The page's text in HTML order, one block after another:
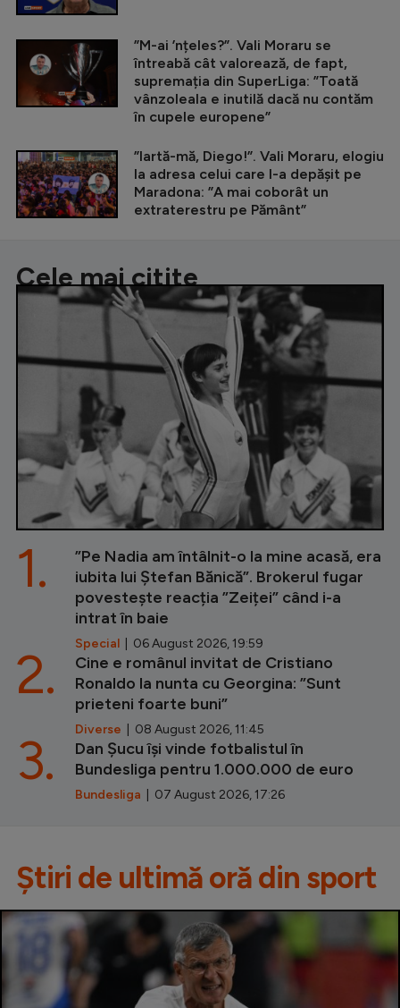
”M-ai ’nțeles?”. Vali Moraru se
întreabă cât valorează, de fapt,
supremația din SuperLiga: ”Toată
vânzoleala e inutilă dacă nu contăm
în cupele europene”
”Iartă-mă, Diego!”. Vali Moraru, elogiu
la adresa celui care l-a depășit pe
Maradona: ”A mai coborât un
extraterestru pe Pământ”
Cele mai citite
”Pe Nadia am întâlnit-o la mine acasă, era
iubita lui Ștefan Bănică”. Brokerul fugar
povestește reacția ”Zeiței” când i-a
intrat în baie
Special | 06 August 2026, 19:59
1.
Cine e românul invitat de Cristiano
Ronaldo la nunta cu Georgina: ”Sunt
prieteni foarte buni”
Diverse | 08 August 2026, 11:45
2.
Dan Șucu își vinde fotbalistul în
Bundesliga pentru 1.000.000 de euro
Bundesliga | 07 August 2026, 17:26
3.
Știri de ultimă oră din sport